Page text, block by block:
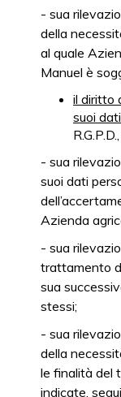
- sua
della
al quale
Manuel è
il diritto
suoi
- sua
suoi dati
Azienda
- sua
trattamento
sua
stessi;
- sua
della
le finalità del
indicate,